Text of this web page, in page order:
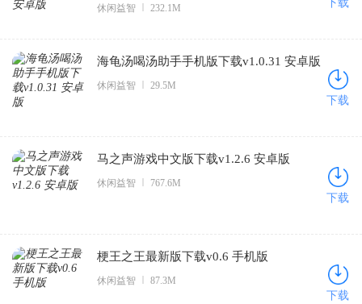
休闲益智 232.1M 下载
海龟汤喝汤助手手机版下载v1.0.31 安卓版
休闲益智 29.5M
下载
马之声游戏中文版下载v1.2.6 安卓版
休闲益智 767.6M
下载
梗王之王最新版下载v0.6 手机版
休闲益智 87.3M
下载